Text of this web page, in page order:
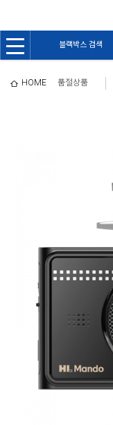
블랙박스 검색
HOME 품절상품